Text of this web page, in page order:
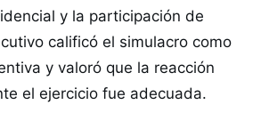
y la participación de
calificó el simulacro como
y valoró que la reacción
el ejercicio fue adecuada.